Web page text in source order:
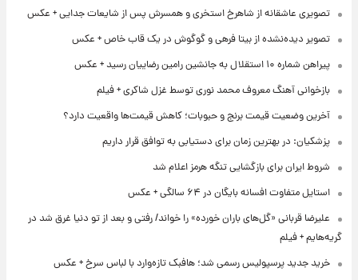
تصویری عاشقانه از شاهرخ استخری و همسرش پس از شایعات جدایی + عکس
تصویر دیده‌نشده از بیتا فرهی و گوگوش در یک قاب خاص + عکس
پیراهن شماره ۱۰ استقلال به جانشین رامین رضاییان رسید + عکس
بازخوانی آهنگ معروف محمد نوری توسط غزل شاکری + فیلم
آخرین وضعیت قیمت برنج و حبوبات؛ کاهش قیمت‌ها واقعیت دارد؟
پزشکیان: در بهترین زمان برای دستیابی به توافق قرار داریم
شروط ایران برای بازگشایی تنگه هرمز اعلام شد
استایل متفاوت افسانه بایگان در ۶۴ سالگی + عکس
علیرضا قربانی «گل‌های باران خورده» را خواند/ رفتی و بعد از تو دنیا غرق شد در
گریه‌هایم + فیلم
خرید جدید پرسپولیس رسمی شد؛ هافبک تازه‌وارد با لباس سرخ + عکس